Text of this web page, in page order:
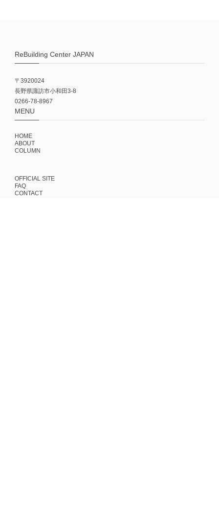
ReBuilding Center JAPAN
〒3920024
長野県諏訪市小和田3-8
0266-78-8967
MENU
HOME
ABOUT
COLUMN
OFFICIAL SITE
FAQ
CONTACT